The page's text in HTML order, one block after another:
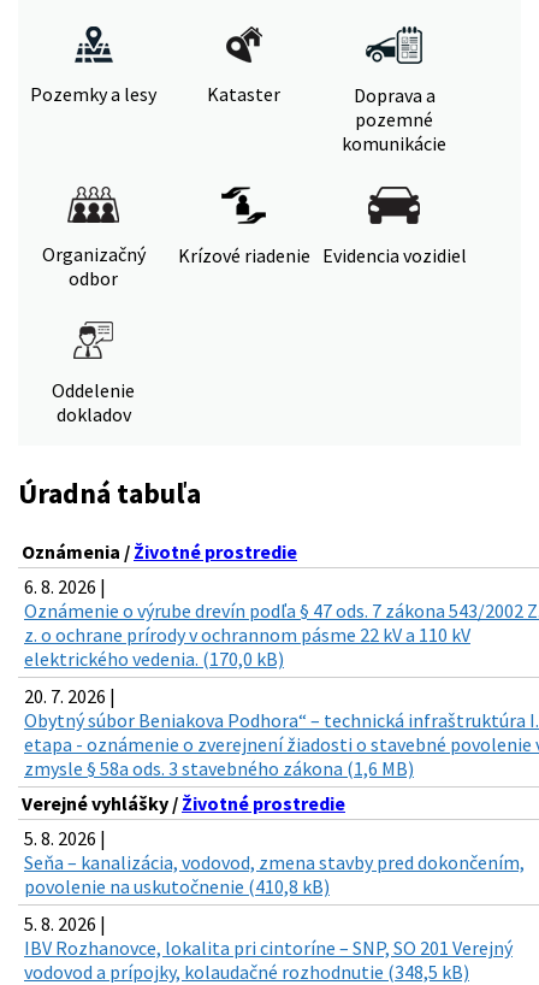
Pozemky a lesy Kataster
Doprava a
pozemné
komunikácie
Organizačný
odbor
Krízové riadenie Evidencia vozidiel
Oddelenie
dokladov
Úradná tabuľa
Oznámenia / Životné prostredie
6. 8. 2026 |
Oznámenie o výrube drevín podľa § 47 ods. 7 zákona 543/2002
z. o ochrane prírody v ochrannom pásme 22 kV a 110 kV
elektrického vedenia. (170,0 kB)
20. 7. 2026 |
Obytný súbor Beniakova Podhora“ – technická infraštruktúra I.
etapa - oznámenie o zverejnení žiadosti o stavebné povolenie
zmysle § 58a ods. 3 stavebného zákona (1,6 MB)
Verejné vyhlášky / Životné prostredie
5. 8. 2026 |
Seňa – kanalizácia, vodovod, zmena stavby pred dokončením,
povolenie na uskutočnenie (410,8 kB)
5. 8. 2026 |
IBV Rozhanovce, lokalita pri cintoríne – SNP, SO 201 Verejný
vodovod a prípojky, kolaudačné rozhodnutie (348,5 kB)